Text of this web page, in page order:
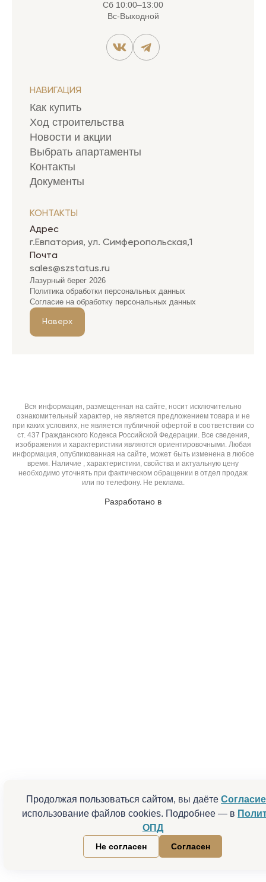
Продолжая пользоваться сайтом, вы даётеСогласие
использование файлов cookies. Подробнее — в
ОПД
Не согласен Согласен
НАВИГАЦИЯ
Как купить
Ход строительства
Новости и акции
Выбрать апартаменты
Контакты
Документы
Сб 10:00–13:00
Вс-Выходной
КОНТАКТЫ
Адрес
г.Евпатория, ул. Симферопольская,1
Почта
sales@szstatus.ru
Лазурный берег 2026
Политика обработки персональных данных
Согласие на обработку персональных данных
Наверх
Вся информация, размещенная на сайте, носит исключительно
ознакомительный характер, не является предложением товара и не
при каких условиях, не является публичной офертой в соответствии со
ст. 437 Гражданского Кодекса Российской Федерации. Все сведения,
изображения и характеристики являются ориентировочными. Любая
информация, опубликованная на сайте, может быть изменена в любое
время. Наличие , характеристики, свойства и актуальную цену
необходимо уточнять при фактическом обращении в отдел продаж
или по телефону. Не реклама.
Разработано в